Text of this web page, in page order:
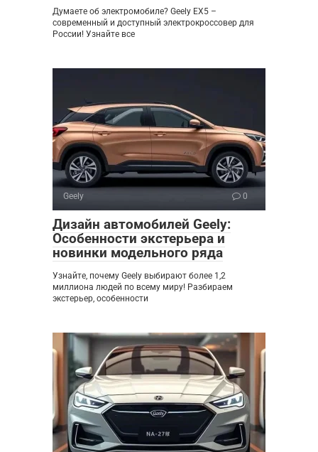
Думаете об электромобиле? Geely EX5 –
современный и доступный электрокроссовер для
России! Узнайте все
Geely 0
Дизайн автомобилей Geely:
Особенности экстерьера и
новинки модельного ряда
Узнайте, почему Geely выбирают более 1,2
миллиона людей по всему миру! Разбираем
экстерьер, особенности